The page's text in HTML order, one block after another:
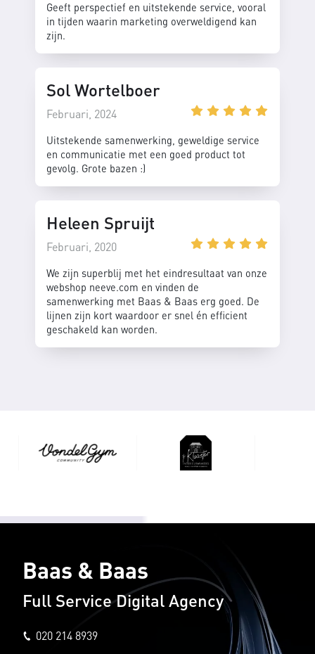
Geeft perspectief en uitstekende service, vooral
in tijden waarin marketing overweldigend kan
zijn.
Sol Wortelboer
Februari, 2024
Uitstekende samenwerking, geweldige service
en communicatie met een goed product tot
gevolg. Grote bazen :)
Heleen Spruijt
Februari, 2020
We zijn superblij met het eindresultaat van onze
webshop neeve.com en vinden de
samenwerking met Baas & Baas erg goed. De
lijnen zijn kort waardoor er snel én efficient
geschakeld kan worden.
Baas & Baas
Full Service Digital Agency
020 214 8939